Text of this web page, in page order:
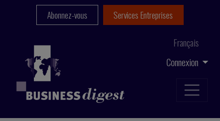
Connexion
Français
Abonnez-vous Services Entreprises